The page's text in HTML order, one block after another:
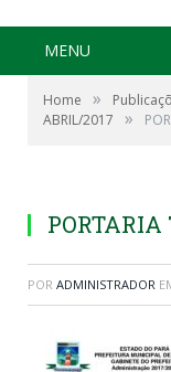
MENU
Home »
ABRIL/2017
»
PORTARIA
POR ADMINISTRADOR